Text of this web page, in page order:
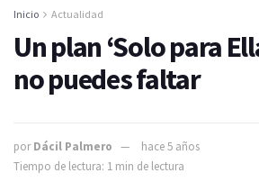
Inicio Actualidad
Un plan ‘Solo para
no puedes faltar
por Dácil Palmero
hace 5 años
Tiempo de lectura: 1 min de lectura